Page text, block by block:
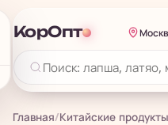
КорОпт
Главная/Китайские